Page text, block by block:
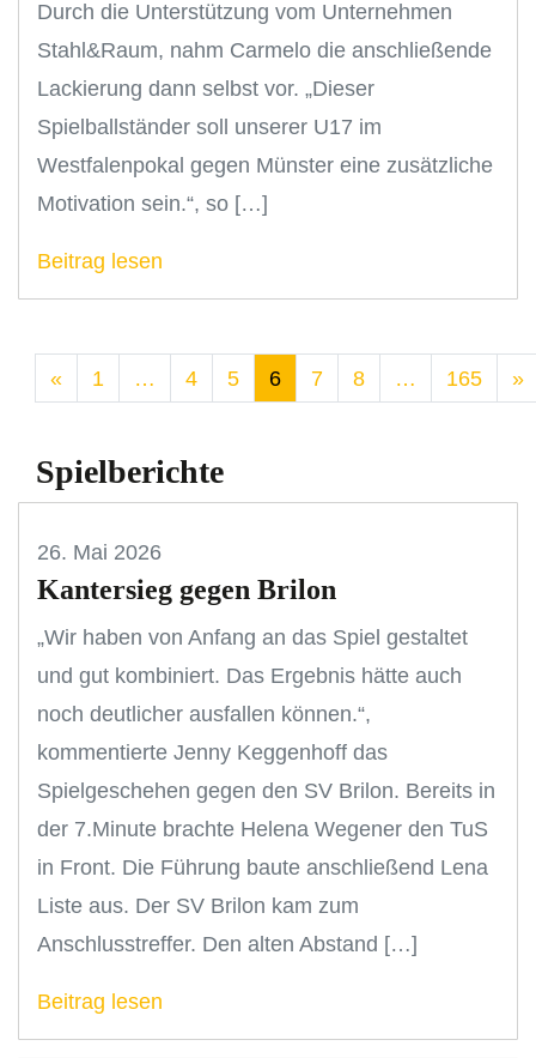
Durch die Unterstützung vom Unternehmen
Stahl&Raum, nahm Carmelo die anschließende
Lackierung dann selbst vor. „Dieser
Spielballständer soll unserer U17 im
Westfalenpokal gegen Münster eine zusätzliche
Motivation sein.“, so […]
Beitrag lesen
« 1 … 4 5 6 7 8 … 165 »
Spielberichte
26. Mai 2026
Kantersieg gegen Brilon
„Wir haben von Anfang an das Spiel gestaltet
und gut kombiniert. Das Ergebnis hätte auch
noch deutlicher ausfallen können.“,
kommentierte Jenny Keggenhoff das
Spielgeschehen gegen den SV Brilon. Bereits in
der 7.Minute brachte Helena Wegener den TuS
in Front. Die Führung baute anschließend Lena
Liste aus. Der SV Brilon kam zum
Anschlusstreffer. Den alten Abstand […]
Beitrag lesen